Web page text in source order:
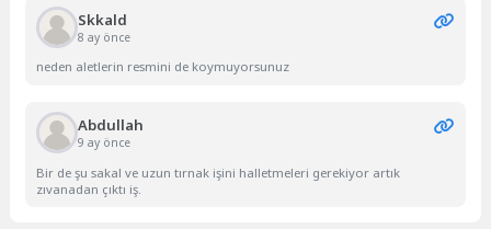
Skkald
8 ay önce
neden aletlerin resmini de koymuyorsunuz
Abdullah
9 ay önce
Bir de şu sakal ve uzun tırnak işini halletmeleri gerekiyor artık
zıvanadan çıktı iş.